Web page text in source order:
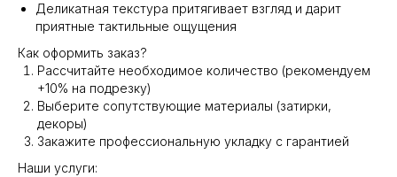
Деликатная текстура притягивает взгляд и дарит
приятные тактильные ощущения
Как оформить заказ?
Рассчитайте необходимое количество (рекомендуем
+10% на подрезку)
Выберите сопутствующие материалы (затирки,
декоры)
Закажите профессиональную укладку с гарантией
Наши услуги: